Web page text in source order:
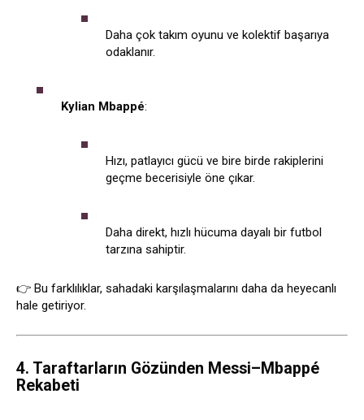
Daha çok takım oyunu ve kolektif başarıya
odaklanır.
Kylian Mbappé:
Hızı, patlayıcı gücü ve bire birde rakiplerini
geçme becerisiyle öne çıkar.
Daha direkt, hızlı hücuma dayalı bir futbol
tarzına sahiptir.
👉 Bu farklılıklar, sahadaki karşılaşmalarını daha da heyecanlı
hale getiriyor.
4. Taraftarların Gözünden Messi–Mbappé
Rekabeti